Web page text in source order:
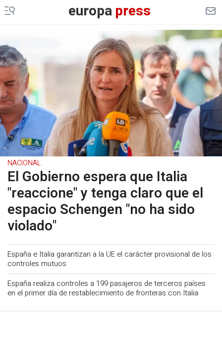
europapress
NACIONAL
El Gobierno espera que Italia
"reaccione" y tenga claro que el
espacio Schengen "no ha sido
violado"
España e Italia garantizan a la UE el carácter provisional de los
controles mutuos
España realiza controles a 199 pasajeros de terceros países
en el primer día de restablecimiento de fronteras con Italia